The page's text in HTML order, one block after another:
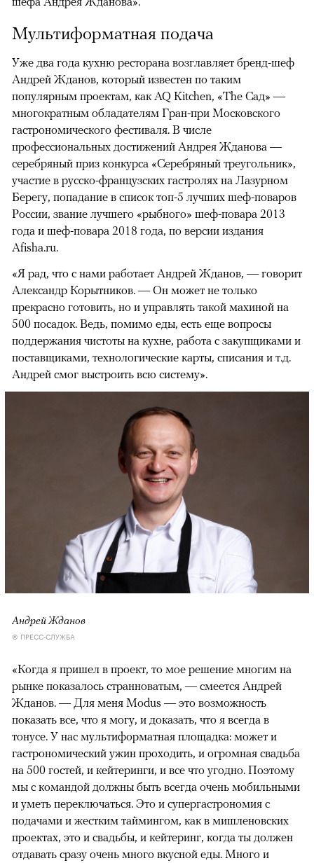
Мультиформатная подача
Уже два года кухню ресторана возглавляет бренд-шеф
Андрей Жданов, который известен по таким
популярным проектам, как AQ Kitchen, «The Сад» —
многократным обладателям Гран-при Московского
гастрономического фестиваля. В числе
профессиональных достижений Андрея Жданова —
серебряный приз конкурса «Серебряный треугольник»,
участие в русско-французских гастролях на Лазурном
Берегу, попадание в список топ-5 лучших шеф-поваров
России, звание лучшего «рыбного» шеф-повара 2013
года и шеф-повара 2018 года, по версии издания
Afisha.ru.
«Я рад, что с нами работает Андрей Жданов, — говорит
Александр Корытников. — Он может не только
прекрасно готовить, но и управлять такой махиной на
500 посадок. Ведь, помимо еды, есть еще вопросы
поддержания чистоты на кухне, работа с закупщиками и
поставщиками, технологические карты, списания и т.д.
Андрей смог выстроить всю систему».
Андрей Жданов
© ПРЕСС-СЛУЖБА
«Когда я пришел в проект, то мое решение многим на
рынке показалось странноватым, — смеется Андрей
Жданов. — Для меня Modus — это возможность
показать все, что я могу, и доказать, что я всегда в
тонусе. У нас мультиформатная площадка: может и
гастрономический ужин проходить, и огромная свадьба
на 500 гостей, и кейтеринги, и все что угодно. Поэтому
мы с командой должны быть всегда очень мобильными
и уметь переключаться. Это и супергастрономия с
подачами и жестким таймингом, как в мишленовских
проектах, это и свадьбы, и кейтеринг, когда ты должен
отдавать сразу очень много вкусной еды. Много и